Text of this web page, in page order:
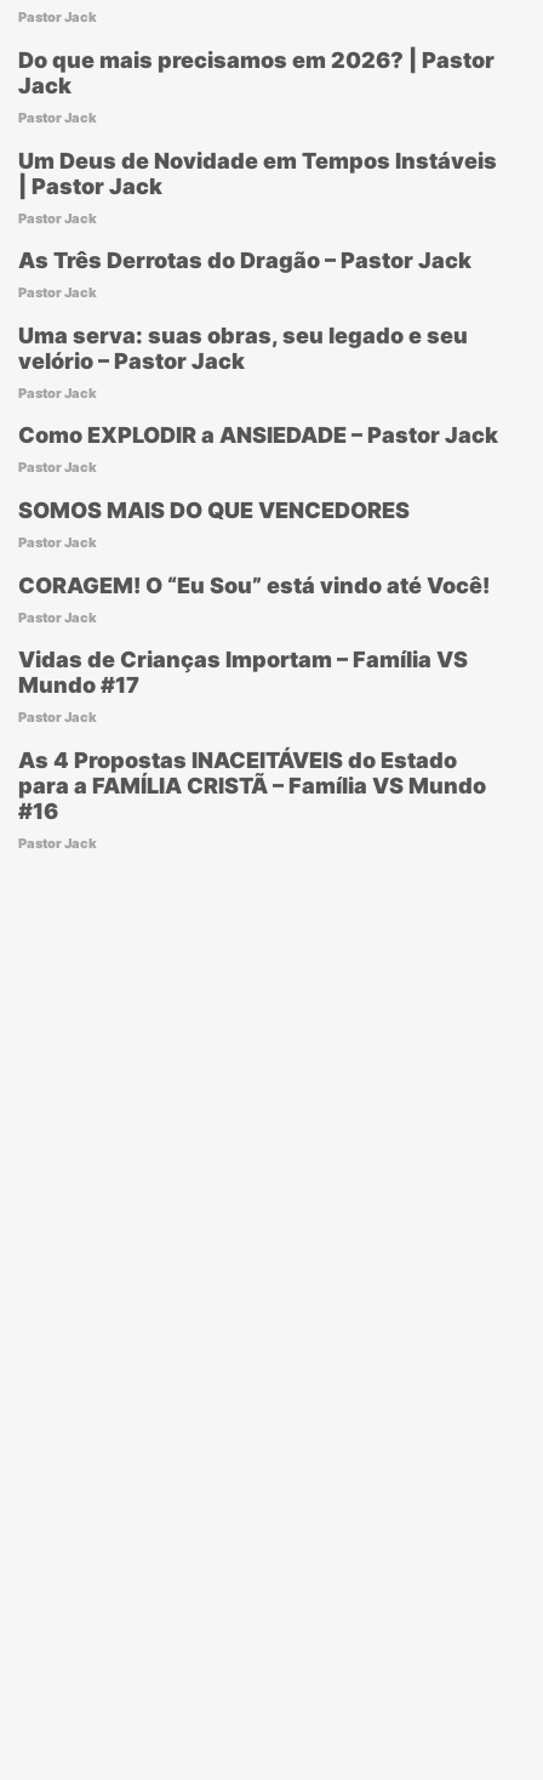
Pastor Jack
Do que mais precisamos em 2026? | Pastor
Jack
Pastor Jack
Um Deus de Novidade em Tempos Instáveis
| Pastor Jack
Pastor Jack
As Três Derrotas do Dragão – Pastor Jack
Pastor Jack
Uma serva: suas obras, seu legado e seu
velório – Pastor Jack
Pastor Jack
Como EXPLODIR a ANSIEDADE – Pastor Jack
Pastor Jack
SOMOS MAIS DO QUE VENCEDORES
Pastor Jack
CORAGEM! O “Eu Sou” está vindo até Você!
Pastor Jack
Vidas de Crianças Importam – Família VS
Mundo #17
Pastor Jack
As 4 Propostas INACEITÁVEIS do Estado
para a FAMÍLIA CRISTÃ – Família VS Mundo
#16
Pastor Jack